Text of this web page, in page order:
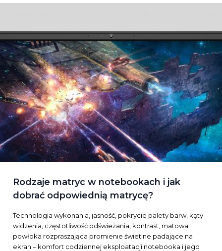
Rodzaje matryc w notebookach i jak
dobrać odpowiednią matrycę?
Technologia wykonania, jasność, pokrycie palety barw, kąty
widzenia, częstotliwość odświeżania, kontrast, matowa
powłoka rozpraszająca promienie świetlne padające na
ekran – komfort codziennej eksploatacji notebooka i jego